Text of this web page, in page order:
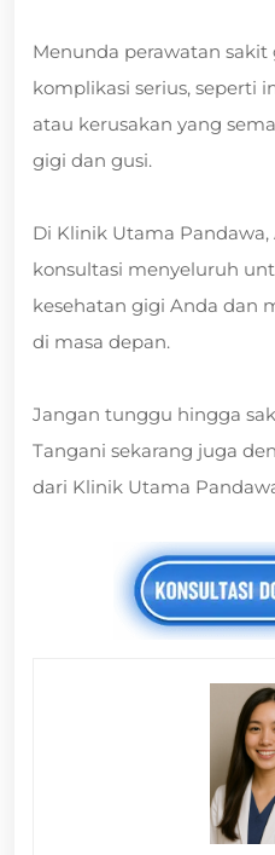
Menunda perawatan
komplikasi serius, seperti
atau kerusakan yang
gigi dan gusi.
Di Klinik Utama
konsultasi menyeluruh
kesehatan gigi Anda dan
di masa depan.
Jangan tunggu hingga
Tangani sekarang juga
dari Klinik Utama